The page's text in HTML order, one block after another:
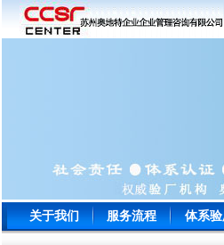
关于我们 服务流程 体系验